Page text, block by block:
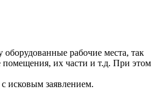
рабочие места, так
помещения, их части и т.д. При этом
исковым заявлением.